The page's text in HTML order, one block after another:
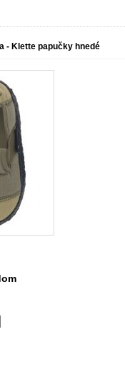
- Klette papučky hnedé